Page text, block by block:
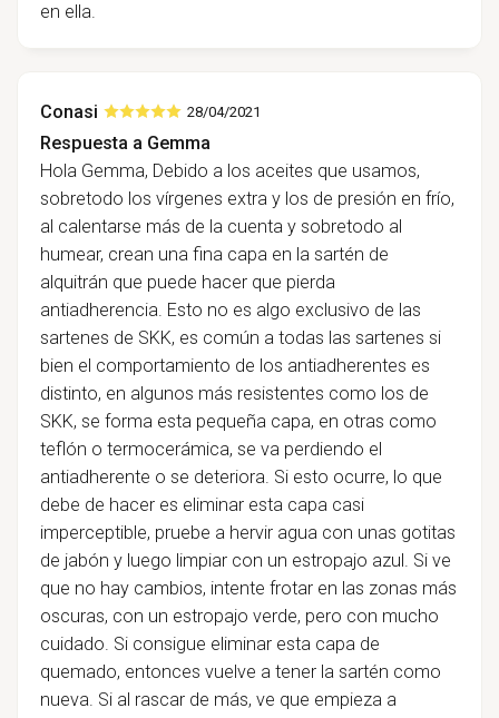
en ella.
Conasi 28/04/2021
Respuesta a Gemma
Hola Gemma, Debido a los aceites que usamos,
sobretodo los vírgenes extra y los de presión en frío,
al calentarse más de la cuenta y sobretodo al
humear, crean una fina capa en la sartén de
alquitrán que puede hacer que pierda
antiadherencia. Esto no es algo exclusivo de las
sartenes de SKK, es común a todas las sartenes si
bien el comportamiento de los antiadherentes es
distinto, en algunos más resistentes como los de
SKK, se forma esta pequeña capa, en otras como
teflón o termocerámica, se va perdiendo el
antiadherente o se deteriora. Si esto ocurre, lo que
debe de hacer es eliminar esta capa casi
imperceptible, pruebe a hervir agua con unas gotitas
de jabón y luego limpiar con un estropajo azul. Si ve
que no hay cambios, intente frotar en las zonas más
oscuras, con un estropajo verde, pero con mucho
cuidado. Si consigue eliminar esta capa de
quemado, entonces vuelve a tener la sartén como
nueva. Si al rascar de más, ve que empieza a